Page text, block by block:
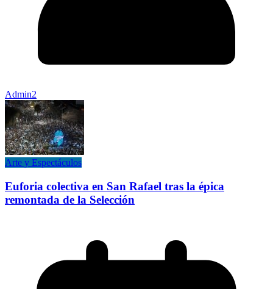
Admin2
Arte y Espectáculos
Euforia colectiva en San Rafael tras la épica
remontada de la Selección